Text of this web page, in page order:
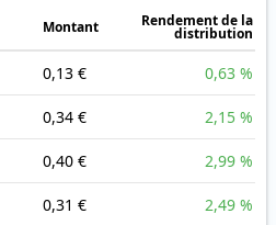
Montant Rendement de la
distribution
0,13 € 0,63 %
0,34 € 2,15 %
0,40 € 2,99 %
0,31 € 2,49 %